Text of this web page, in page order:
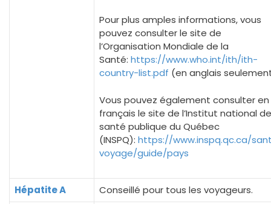
Pour plus amples informations, vous
pouvez consulter le site de
l’Organisation Mondiale de la
Santé: https://www.who.int/ith/ith-
country-list.pdf (en anglais
Vous pouvez également consulter en
français le site de l’Institut national de
santé publique du Québec
(INSPQ): https://www.inspq.qc.ca/
voyage/guide/pays
Hépatite A
Conseillé pour tous les voyageurs.